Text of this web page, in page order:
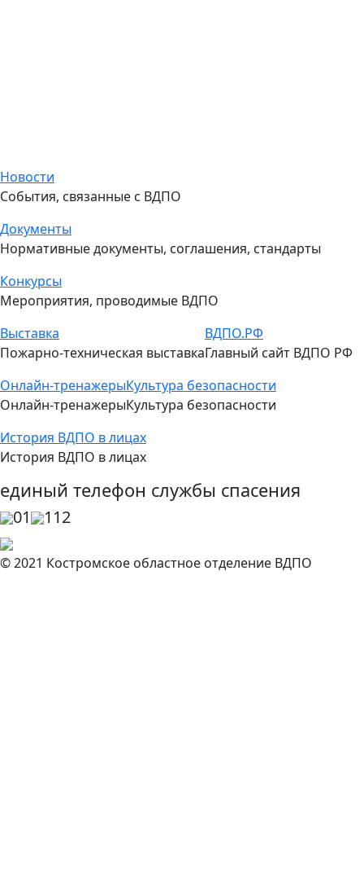
Новости
События, связанные с ВДПО
Документы
Нормативные документы, соглашения, стандарты
Конкурсы
Мероприятия, проводимые ВДПО
Выставка
Пожарно-техническая выставка
ВДПО.РФ
Главный сайт ВДПО РФ
Онлайн-тренажеры
Онлайн-тренажеры
Культура безопасности
Культура безопасности
История ВДПО в лицах
История ВДПО в лицах
единый телефон службы спасения
01 112
© 2021 Костромское областное отделение ВДПО